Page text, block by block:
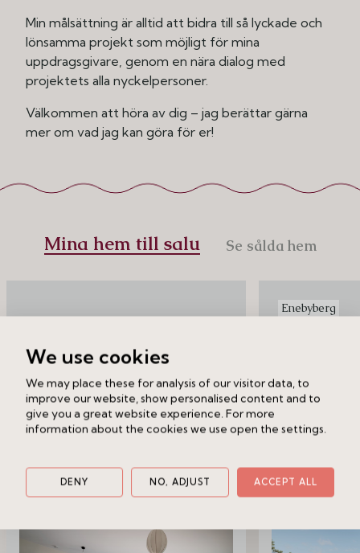
Min målsättning är alltid att bidra till så lyckade och
lönsamma projekt som möjligt för mina
uppdragsgivare, genom en nära dialog med
projektets alla nyckelpersoner.
Välkommen att höra av dig – jag berättar gärna
mer om vad jag kan göra för er!
Mina hem till salu Se sålda hem
Enebyberg
We use cookies
We may place these for analysis of our visitor data, to
improve our website, show personalised content and to
give you a great website experience. For more
information about the cookies we use open the settings.
DENY NO, ADJUST ACCEPT ALL